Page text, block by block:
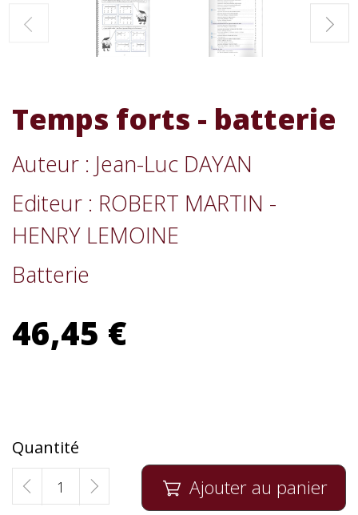
Temps forts - batterie
Auteur : Jean-Luc DAYAN
Editeur : ROBERT MARTIN -
HENRY LEMOINE
Batterie
46,45 €
Quantité
 Ajouter au panier